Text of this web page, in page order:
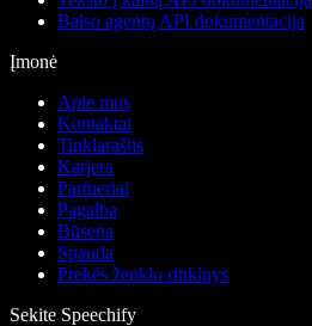
Balso agentų API dokumentacija
Įmonė
Apie mus
Kontaktai
Tinklaraštis
Karjera
Partneriai
Pagalba
Būsena
Spauda
Prekės ženklo rinkinys
Sekite Speechify